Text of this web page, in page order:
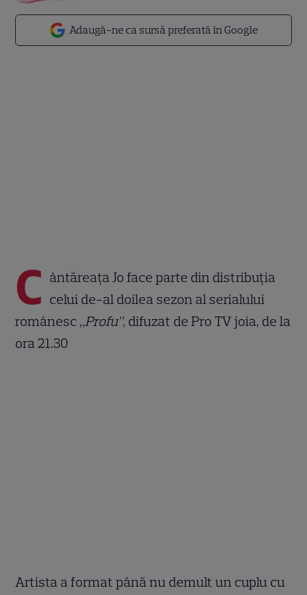
Adaugă-ne ca sursă preferată în Google
C ântăreața Jo face parte din distribuția
celui de-al doilea sezon al serialului
românesc „Profu”, difuzat de Pro TV joia, de la
ora 21.30
Artista a format până nu demult un cuplu cu